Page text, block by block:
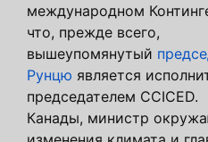
международном
что, прежде всего,
вышеупомянутый
Рунцю является
председателем CCICED.
Канады, министр